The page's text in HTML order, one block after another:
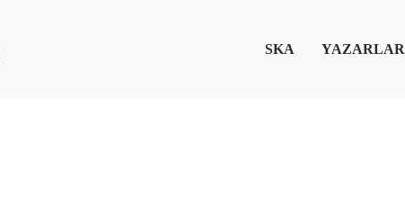
SKA YAZARLAR